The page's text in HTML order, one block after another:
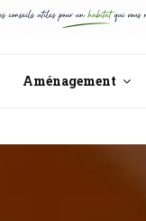
Aménagement